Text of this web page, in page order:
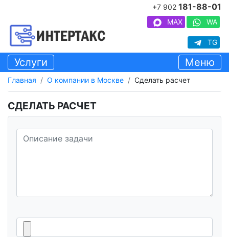
+7 902 181-88-01
MAX WA
TG
Услуги Меню
Главная О компании в Москве Сделать расчет
СДЕЛАТЬ РАСЧЕТ